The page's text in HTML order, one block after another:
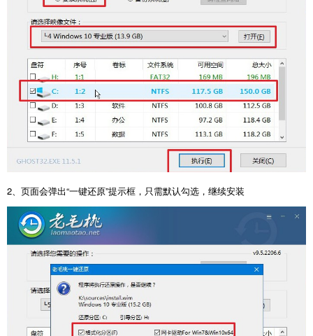
2、页面会弹出“一键还原”提示框，只需默认勾选，继续安装